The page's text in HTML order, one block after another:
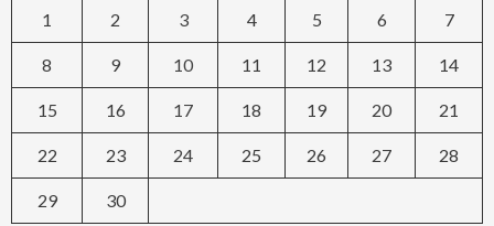
1 2 3 4 5 6 7
8 9 10 11 12 13 14
15 16 17 18 19 20 21
22 23 24 25 26 27 28
29 30